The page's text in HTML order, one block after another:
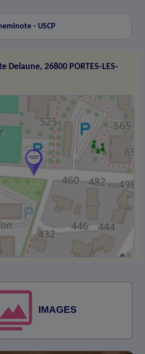
- USCP
Delaune, 26800 PORTES-LES-
IMAGES